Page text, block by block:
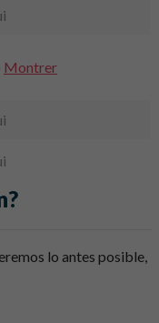
Montrer
lo antes posible,